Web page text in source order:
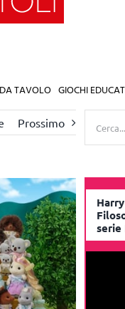
TAVOLO GIOCHI
Prossimo
serie